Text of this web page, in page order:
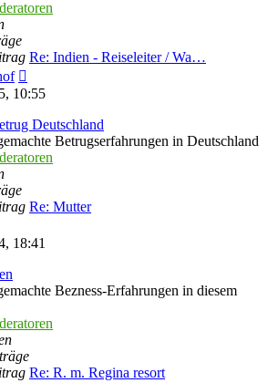
Re: Indien - Reiseleiter / Wa…
Beitrag
10:55
Deutschland
Betrugserfahrungen in Deutschland
Re: Mutter
Beitrag
18:41
Bezness-Erfahrungen in diesem
Re: R. m. Regina resort